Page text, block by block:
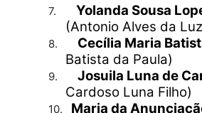
7.
Yolanda Sousa
(Antonio Alves da
8. Cecília Maria
Batista da Paula)
9. Josuila Luna de
Cardoso Luna Filho)
10.
Maria da